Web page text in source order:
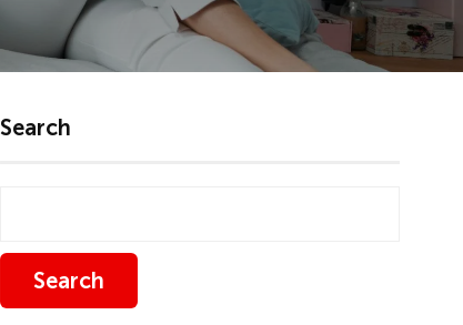
Search
Search